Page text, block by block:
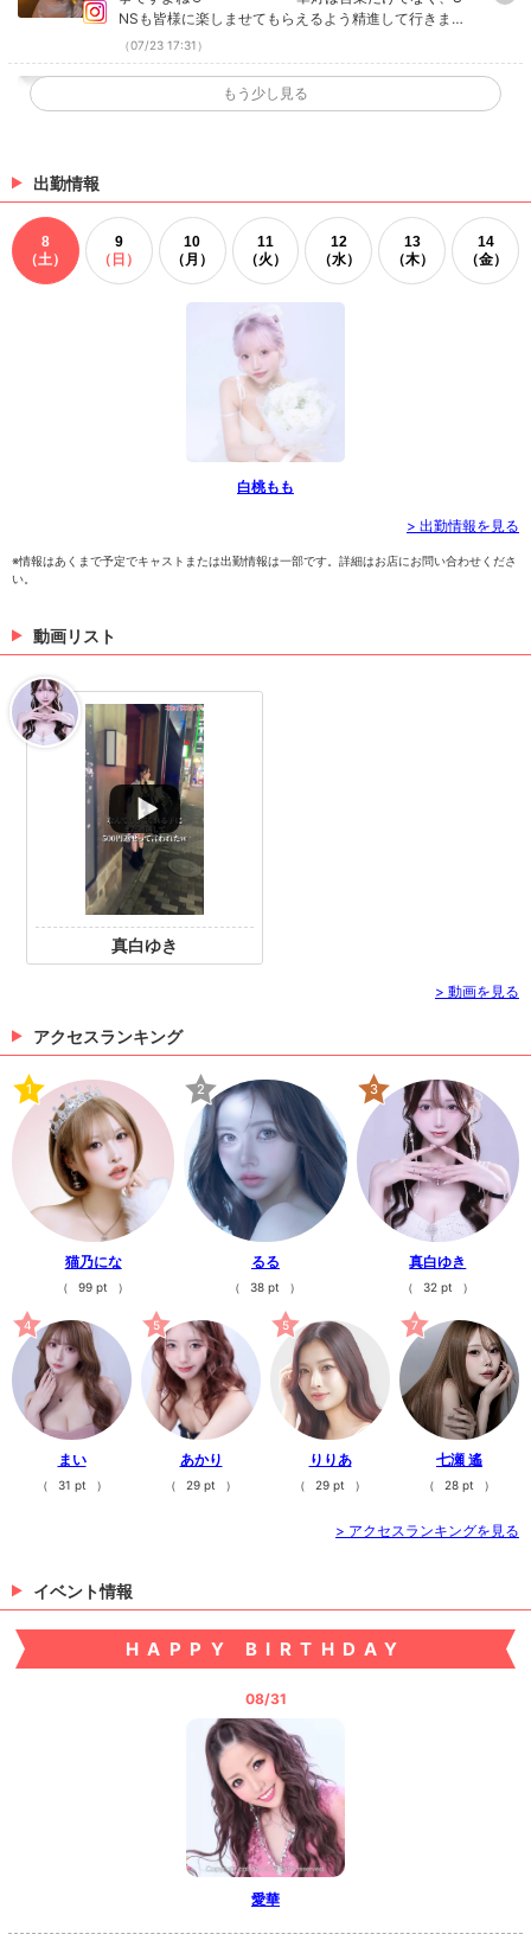
う精進して行きますので随時チェックして頂け
ると嬉しいです☺️#新宿 #キャバクラ #tiktok #
華灯
NSも皆様に楽しませてもらえるよう精進して行きます
ので随時チェックして頂けると嬉しいです☺️ #新宿 #キ
ャバクラ #tiktok #華灯 Instagramで記事を開く華灯さ
んのインスタのフォローといいね！もお願いします❤︎
（07/23 17:31）
りこさん参戦！ ・ ・ ・ ・ ・ 華灯は営業だけで
なく、SNSも皆様に楽しませてもらえるよう精
りこさん参戦！ ・ ・ ・ ・ ・ 華灯は営業だけでなく、
さんのインスタのフォローといいね！もお願いします
❤︎ばり気まずい〜⤴︎ ・ ・ ・ ・ ・ 華灯は営業だ
けでなく、SNSも皆様に楽しませてもらえるよ
う精進して行きますので随時チェックして頂け
ると嬉しいです☺️#新宿 #キャバクラ #華灯 #ti
ばり気まずい〜⤴︎ ・ ・ ・ ・ ・ 華灯は営業だけでな
く、SNSも皆様に楽しませてもらえるよう精進して行
きますので随時チェックして頂けると嬉しいです☺️ #
く華灯さんのインスタのフォローといいね！もお願い
もう少し見る
出勤情報
8
（土）
9
（日）
10
（月）
11
（火）
12
（水）
13
（木）
14
（金）
白桃もも
> 出勤情報を見る
※情報はあくまで予定でキャストまたは出勤情報は一部です。詳細はお店にお問い合わせくださ
い。
動画リスト
真白ゆき
> 動画を見る
アクセスランキング
1
猫乃にな
（ 99 pt ）
2
るる
（ 38 pt ）
3
真白ゆき
（ 32 pt ）
4
まい
（ 31 pt ）
5
あかり
（ 29 pt ）
5
りりあ
（ 29 pt ）
7
七瀬 遙
（ 28 pt ）
> アクセスランキングを見る
イベント情報
HAPPY BIRTHDAY
08/31
愛華